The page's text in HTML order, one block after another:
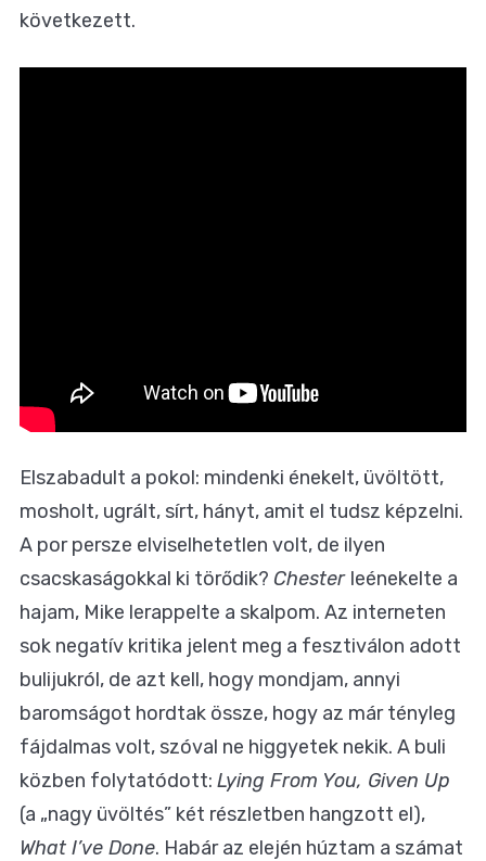
következett.
Elszabadult a pokol: mindenki énekelt, üvöltött,
mosholt, ugrált, sírt, hányt, amit el tudsz képzelni.
A por persze elviselhetetlen volt, de ilyen
csacskaságokkal ki törődik? Chester leénekelte a
hajam, Mike lerappelte a skalpom. Az interneten
sok negatív kritika jelent meg a fesztiválon adott
bulijukról, de azt kell, hogy mondjam, annyi
baromságot hordtak össze, hogy az már tényleg
fájdalmas volt, szóval ne higgyetek nekik. A buli
közben folytatódott: Lying From You, Given Up
(a „nagy üvöltés” két részletben hangzott el),
What I’ve Done. Habár az elején húztam a számat